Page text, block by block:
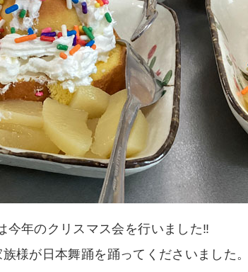
今年のクリスマス会を行いました‼
様が日本舞踊を踊ってくださいました。